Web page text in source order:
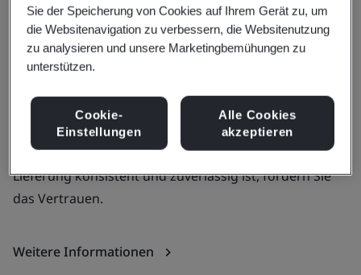
Fachwissen
Verbesserung der
Kundenzufriedenheit
Qualität bedeutet, Produkte und Dienstleistungen zu
schaffen, die Ihre Kunden schätzen. Wenn diese
Lieferung konsistent und zuverlässig ist, fördern Sie
das Vertrauen.
Weitere Informationen
Sie der Speicherung von Cookies auf Ihrem Gerät zu, um
die Websitenavigation zu verbessern, die Websitenutzung
zu analysieren und unsere Marketingbemühungen zu
unterstützen.
Cookie-
Einstellungen
Alle Cookies
akzeptieren